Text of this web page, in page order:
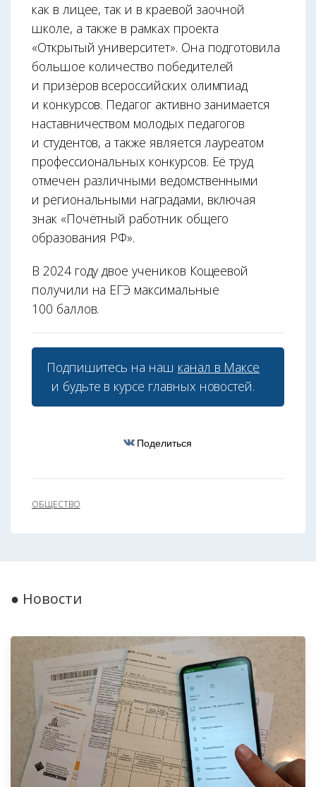
как в лицее, так и в краевой заочной
школе, а также в рамках проекта
«Открытый университет». Она подготовила
большое количество победителей
и призёров всероссийских олимпиад
и конкурсов. Педагог активно занимается
наставничеством молодых педагогов
и студентов, а также является лауреатом
профессиональных конкурсов. Её труд
отмечен различными ведомственными
и региональными наградами, включая
знак «Почётный работник общего
образования РФ».
В 2024 году двое учеников Кощеевой
получили на ЕГЭ максимальные
100 баллов.
Подпишитесь на наш канал в Максе
и будьте в курсе главных новостей.
Поделиться
ОБЩЕСТВО
● Новости